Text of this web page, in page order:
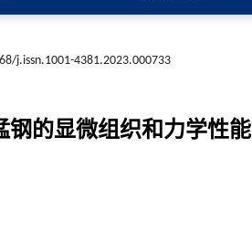
j.issn.1001-4381.2023.000733
钢的显微组织和力学性能